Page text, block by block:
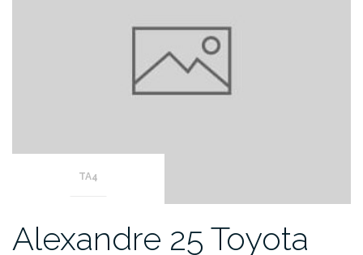
TA4
Alexandre 25 Toyota